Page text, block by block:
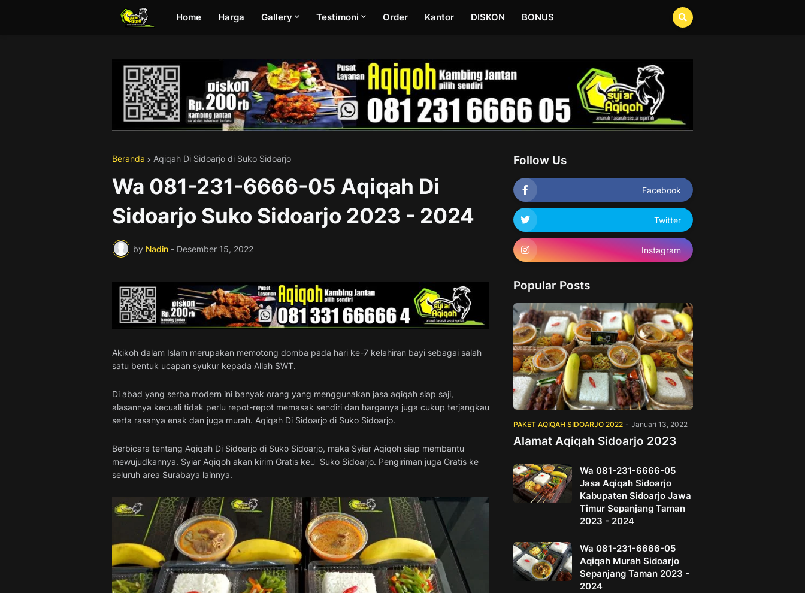
Home Harga Gallery Testimoni Order Kantor DISKON BONUS
Beranda Aqiqah Di Sidoarjo di Suko Sidoarjo
Wa 081-231-6666-05 Aqiqah Di
Sidoarjo Suko Sidoarjo 2023 - 2024
by Nadin - Desember 15, 2022
Akikoh dalam Islam merupakan memotong domba pada hari ke-7 kelahiran bayi sebagai salah
satu bentuk ucapan syukur kepada Allah SWT.
Di abad yang serba modern ini banyak orang yang menggunakan jasa aqiqah siap saji,
alasannya kecuali tidak perlu repot-repot memasak sendiri dan harganya juga cukup terjangkau
serta rasanya enak dan juga murah. Aqiqah Di Sidoarjo di Suko Sidoarjo.
Berbicara tentang Aqiqah Di Sidoarjo di Suko Sidoarjo, maka Syiar Aqiqoh siap membantu
mewujudkannya. Syiar Aqiqoh akan kirim Gratis ke ِ Suko Sidoarjo. Pengiriman juga Gratis ke
seluruh area Surabaya lainnya.
Follow Us
Facebook
Twitter
Instagram
Popular Posts
PAKET AQIQAH SIDOARJO 2022 - Januari 13, 2022
Alamat Aqiqah Sidoarjo 2023
Wa 081-231-6666-05
Jasa Aqiqah Sidoarjo
Kabupaten Sidoarjo Jawa
Timur Sepanjang Taman
2023 - 2024
Wa 081-231-6666-05
Aqiqah Murah Sidoarjo
Sepanjang Taman 2023 -
2024